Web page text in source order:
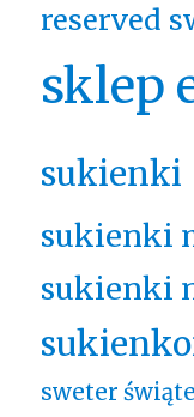
reserved
sklep
sukienki
sukienki
sukienki
sweter